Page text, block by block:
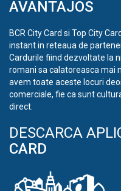
AVANTAJOS
BCR City Card si Top City
instant in reteaua de
Cardurile fiind dezvoltate la
romani sa calatoreasca mai
avem toate aceste locuri
comerciale, fie ca sunt
direct.
DESCARCA
CARD